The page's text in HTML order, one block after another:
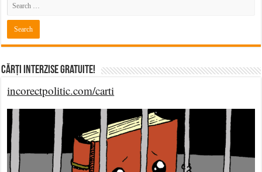
Cărți Interzise Gratuite!
incorectpolitic.com/carti